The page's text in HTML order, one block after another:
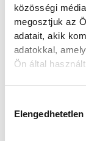
közösségi
megosztjuk az
adatait, akik
adatokkal,
Ön által
Elengedhetetlen
A folyó
egy
akna